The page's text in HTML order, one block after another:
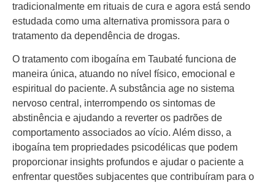
tradicionalmente em rituais de cura e agora está sendo
estudada como uma alternativa promissora para o
tratamento da dependência de drogas.
O tratamento com ibogaína em Taubaté funciona de
maneira única, atuando no nível físico, emocional e
espiritual do paciente. A substância age no sistema
nervoso central, interrompendo os sintomas de
abstinência e ajudando a reverter os padrões de
comportamento associados ao vício. Além disso, a
ibogaína tem propriedades psicodélicas que podem
proporcionar insights profundos e ajudar o paciente a
enfrentar questões subjacentes que contribuíram para o